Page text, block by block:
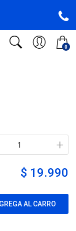
0
+
$ 19.990
AL CARRO